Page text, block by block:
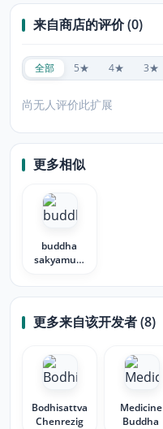
来自商店的评价 (0)
全部 5★ 4★ 3★
尚无人评价此扩展
更多相似
buddha
sakyamuni
更多来自该开发者 (8)
Bodhisattva
Chenrezig
Medicine
Buddha